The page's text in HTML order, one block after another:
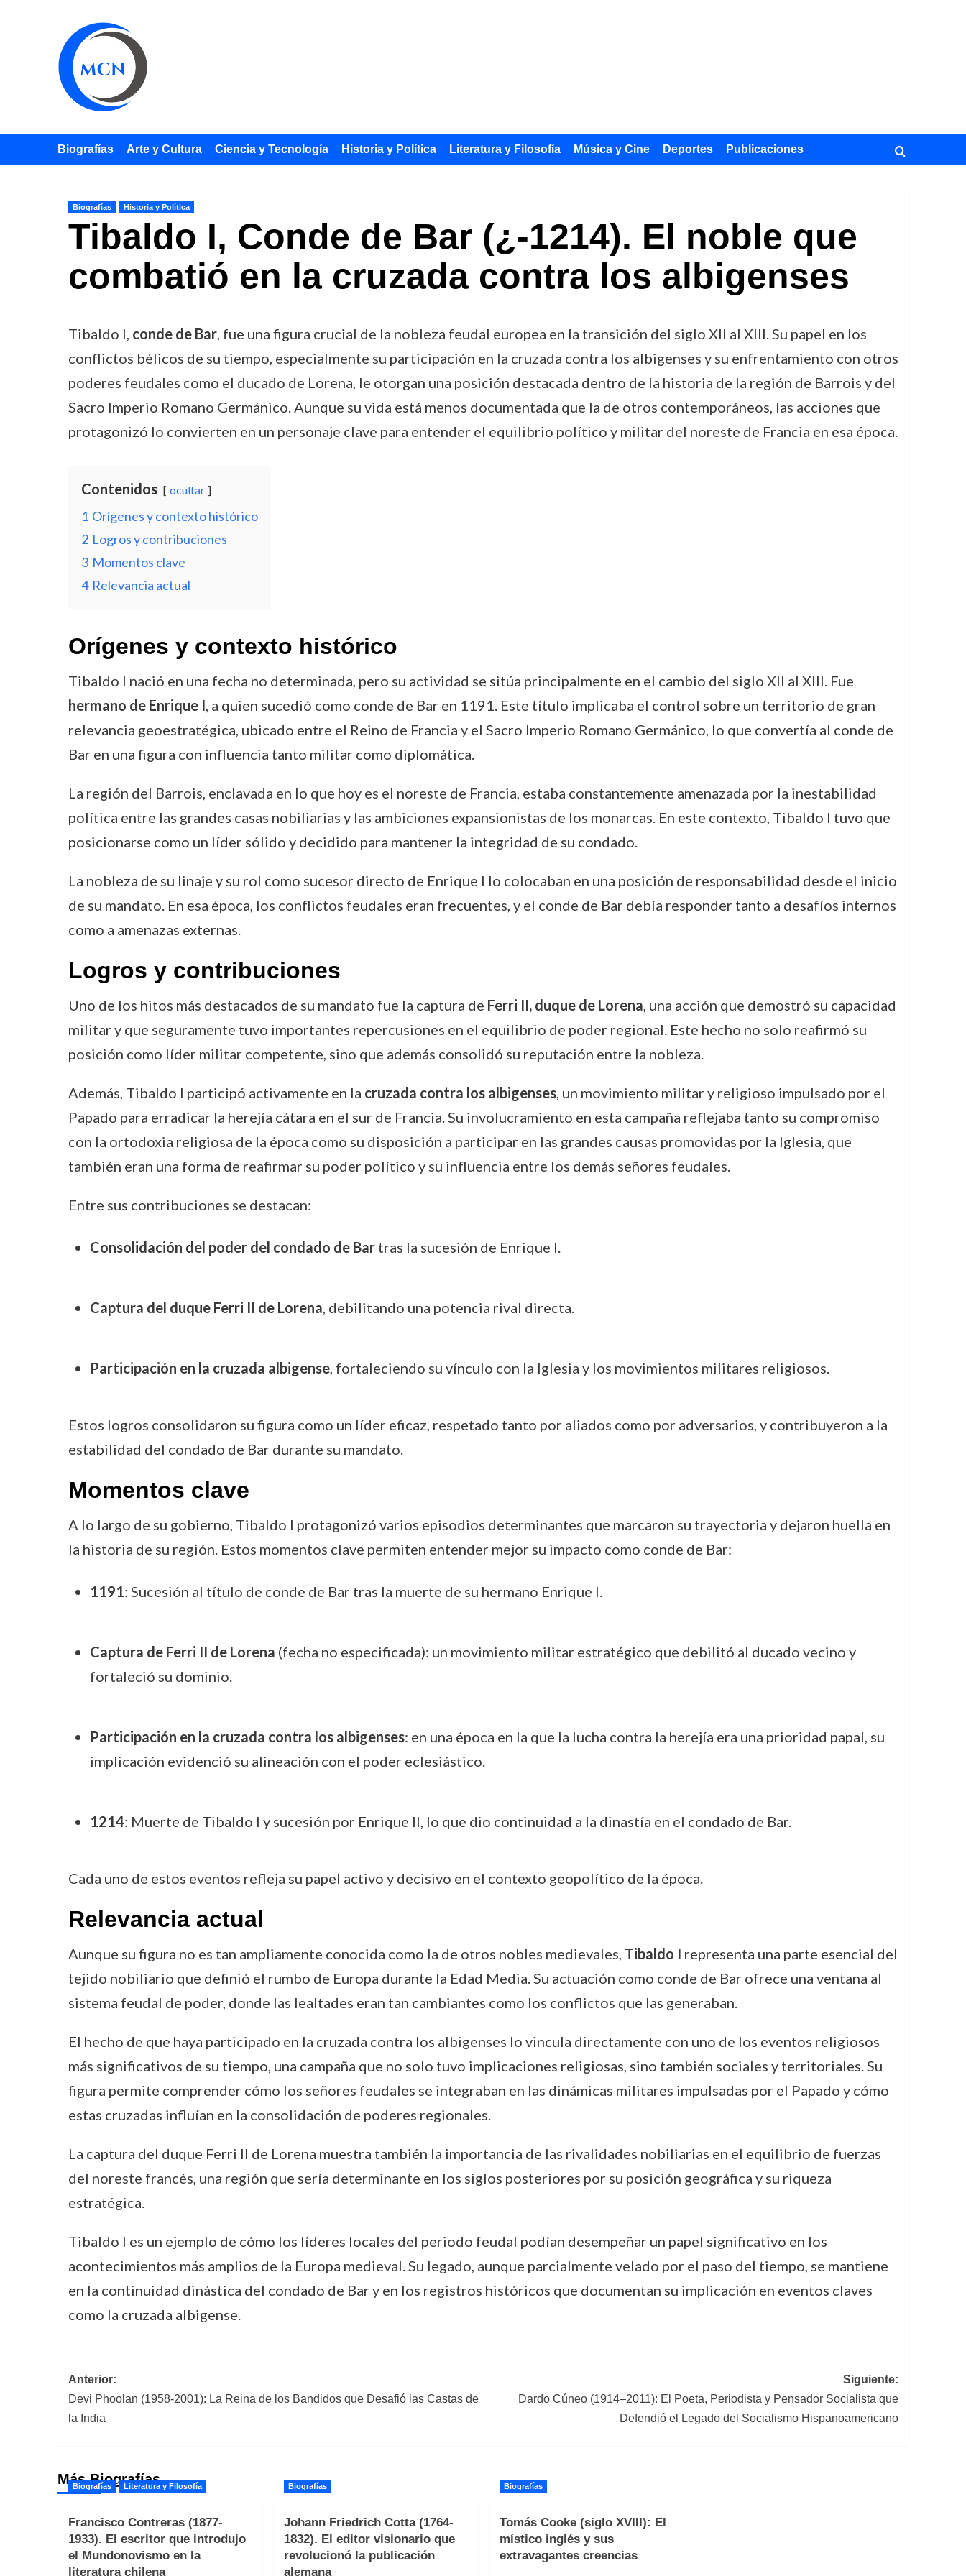
Biografías Arte y Cultura Ciencia y Tecnología Historia y Política Literatura y Filosofía Música y Cine Deportes Publicaciones
Biografías Historia y Política
Tibaldo I, Conde de Bar (¿-1214). El noble que
combatió en la cruzada contra los albigenses
Tibaldo I, conde de Bar, fue una figura crucial de la nobleza feudal europea en la transición del siglo XII al XIII. Su papel en los
conflictos bélicos de su tiempo, especialmente su participación en la cruzada contra los albigenses y su enfrentamiento con otros
poderes feudales como el ducado de Lorena, le otorgan una posición destacada dentro de la historia de la región de Barrois y del
Sacro Imperio Romano Germánico. Aunque su vida está menos documentada que la de otros contemporáneos, las acciones que
protagonizó lo convierten en un personaje clave para entender el equilibrio político y militar del noreste de Francia en esa época.
Contenidos ocultar
1 Orígenes y contexto histórico
2 Logros y contribuciones
3 Momentos clave
4 Relevancia actual
Orígenes y contexto histórico
Tibaldo I nació en una fecha no determinada, pero su actividad se sitúa principalmente en el cambio del siglo XII al XIII. Fue
hermano de Enrique I, a quien sucedió como conde de Bar en 1191. Este título implicaba el control sobre un territorio de gran
relevancia geoestratégica, ubicado entre el Reino de Francia y el Sacro Imperio Romano Germánico, lo que convertía al conde de
Bar en una figura con influencia tanto militar como diplomática.
La región del Barrois, enclavada en lo que hoy es el noreste de Francia, estaba constantemente amenazada por la inestabilidad
política entre las grandes casas nobiliarias y las ambiciones expansionistas de los monarcas. En este contexto, Tibaldo I tuvo que
posicionarse como un líder sólido y decidido para mantener la integridad de su condado.
La nobleza de su linaje y su rol como sucesor directo de Enrique I lo colocaban en una posición de responsabilidad desde el inicio
de su mandato. En esa época, los conflictos feudales eran frecuentes, y el conde de Bar debía responder tanto a desafíos internos
como a amenazas externas.
Logros y contribuciones
Uno de los hitos más destacados de su mandato fue la captura de Ferri II, duque de Lorena, una acción que demostró su capacidad
militar y que seguramente tuvo importantes repercusiones en el equilibrio de poder regional. Este hecho no solo reafirmó su
posición como líder militar competente, sino que además consolidó su reputación entre la nobleza.
Además, Tibaldo I participó activamente en la cruzada contra los albigenses, un movimiento militar y religioso impulsado por el
Papado para erradicar la herejía cátara en el sur de Francia. Su involucramiento en esta campaña reflejaba tanto su compromiso
con la ortodoxia religiosa de la época como su disposición a participar en las grandes causas promovidas por la Iglesia, que
también eran una forma de reafirmar su poder político y su influencia entre los demás señores feudales.
Entre sus contribuciones se destacan:
Consolidación del poder del condado de Bartras la sucesión de Enrique I.
Captura del duque Ferri II de Lorena, debilitando una potencia rival directa.
Participación en la cruzada albigense, fortaleciendo su vínculo con la Iglesia y los movimientos militares religiosos.
Estos logros consolidaron su figura como un líder eficaz, respetado tanto por aliados como por adversarios, y contribuyeron a la
estabilidad del condado de Bar durante su mandato.
Momentos clave
A lo largo de su gobierno, Tibaldo I protagonizó varios episodios determinantes que marcaron su trayectoria y dejaron huella en
la historia de su región. Estos momentos clave permiten entender mejor su impacto como conde de Bar:
1191: Sucesión al título de conde de Bar tras la muerte de su hermano Enrique I.
Captura de Ferri II de Lorena (fecha no especificada): un movimiento militar estratégico que debilitó al ducado vecino y
fortaleció su dominio.
Participación en la cruzada contra los albigenses: en una época en la que la lucha contra la herejía era una prioridad papal, su
implicación evidenció su alineación con el poder eclesiástico.
1214: Muerte de Tibaldo I y sucesión por Enrique II, lo que dio continuidad a la dinastía en el condado de Bar.
Cada uno de estos eventos refleja su papel activo y decisivo en el contexto geopolítico de la época.
Relevancia actual
Aunque su figura no es tan ampliamente conocida como la de otros nobles medievales, Tibaldo I representa una parte esencial del
tejido nobiliario que definió el rumbo de Europa durante la Edad Media. Su actuación como conde de Bar ofrece una ventana al
sistema feudal de poder, donde las lealtades eran tan cambiantes como los conflictos que las generaban.
El hecho de que haya participado en la cruzada contra los albigenses lo vincula directamente con uno de los eventos religiosos
más significativos de su tiempo, una campaña que no solo tuvo implicaciones religiosas, sino también sociales y territoriales. Su
figura permite comprender cómo los señores feudales se integraban en las dinámicas militares impulsadas por el Papado y cómo
estas cruzadas influían en la consolidación de poderes regionales.
La captura del duque Ferri II de Lorena muestra también la importancia de las rivalidades nobiliarias en el equilibrio de fuerzas
del noreste francés, una región que sería determinante en los siglos posteriores por su posición geográfica y su riqueza
estratégica.
Tibaldo I es un ejemplo de cómo los líderes locales del periodo feudal podían desempeñar un papel significativo en los
acontecimientos más amplios de la Europa medieval. Su legado, aunque parcialmente velado por el paso del tiempo, se mantiene
en la continuidad dinástica del condado de Bar y en los registros históricos que documentan su implicación en eventos claves
como la cruzada albigense.
Navegación
de
Anterior:
Devi Phoolan (1958-2001): La Reina de los Bandidos que Desafió las Castas de
la India
Siguiente:
Dardo Cúneo (1914–2011): El Poeta, Periodista y Pensador Socialista que
Defendió el Legado del Socialismo Hispanoamericano
Más Biografías
Biografías Literatura y Filosofía
Francisco Contreras (1877-
1933). El escritor que introdujo
el Mundonovismo en la
literatura chilena
Biografías
Johann Friedrich Cotta (1764-
1832). El editor visionario que
revolucionó la publicación
alemana
Biografías
Tomás Cooke (siglo XVIII): El
místico inglés y sus
extravagantes creencias